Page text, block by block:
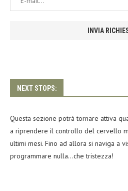
NEXT STOPS:
Questa sezione potrà tornare attiva
a riprendere il controllo del cervello
ultimi mesi. Fino ad allora si naviga a
programmare nulla…che tristezza!